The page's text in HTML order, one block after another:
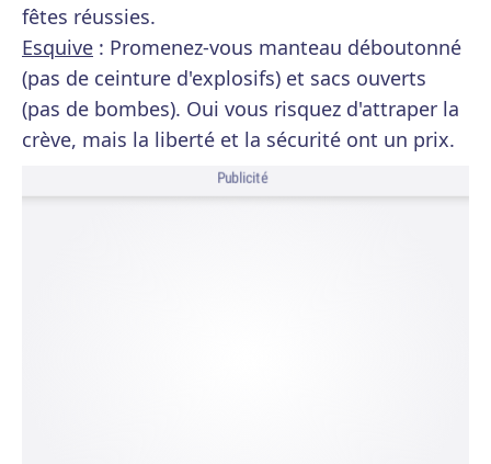
fêtes réussies.
Esquive : Promenez-vous manteau déboutonné
(pas de ceinture d'explosifs) et sacs ouverts
(pas de bombes). Oui vous risquez d'attraper la
crève, mais la liberté et la sécurité ont un prix.
Publicité